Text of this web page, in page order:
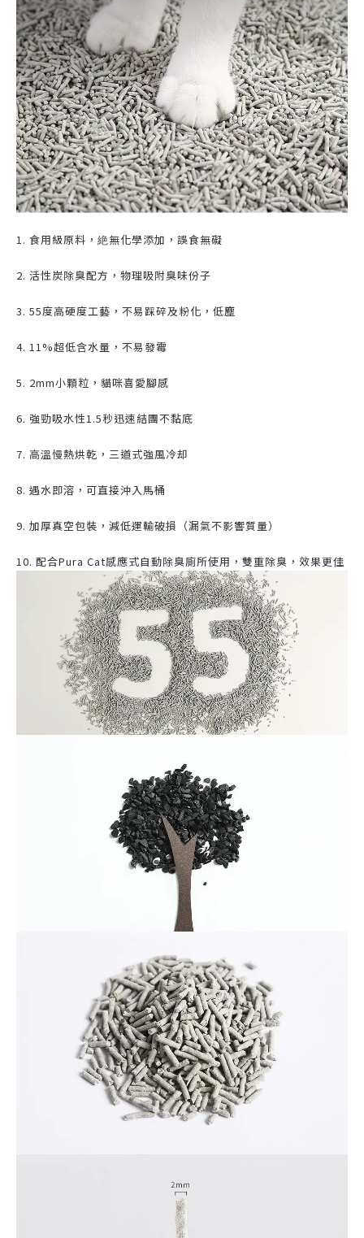
1. 食用級原料，絶無化學添加，誤食無礙
2. 活性炭除臭配方，物理吸附臭味份子
3. 55度高硬度工藝，不易踩碎及粉化，低塵
4. 11%超低含水量，不易發霉
5. 2mm小顆粒，貓咪喜愛腳感
6. 強勁吸水性1.5秒迅速結團不黏底
7. 高溫慢熱烘乾，三道式強風冷却
8. 遇水即溶，可直接沖入馬桶
9. 加厚真空包裝，減低運輸破損（漏氣不影響質量）
10. 配合Pura Cat感應式自動除臭廁所使用，雙重除臭，效果更佳